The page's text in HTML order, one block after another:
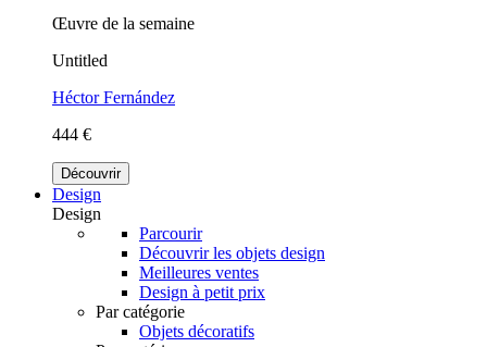
Œuvre de la semaine
Untitled
Héctor Fernández
444 €
Découvrir
Design
Design
Parcourir
Découvrir les objets design
Meilleures ventes
Design à petit prix
Par catégorie
Objets décoratifs